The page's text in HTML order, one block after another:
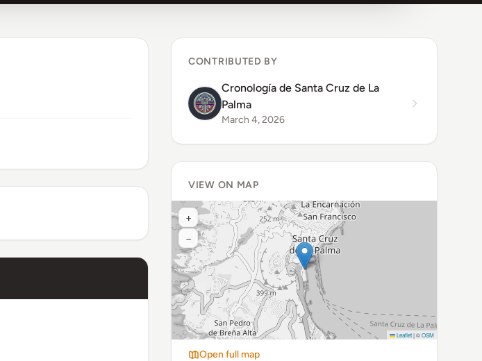
CONTRIBUTED BY
Cronología de Santa Cruz de La
Palma
March 4, 2026
VIEW ON MAP
+
−
Leaflet|©OSM
Open full map